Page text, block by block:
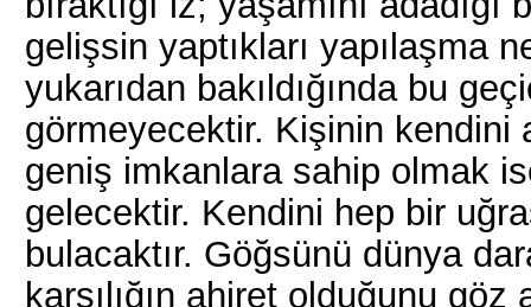
gelişsin yaptıkları yapılaşma
yukarıdan bakıldığında bu
görmeyecektir. Kişinin kendini
geniş imkanlara sahip olmak
gelecektir. Kendini hep bir
bulacaktır. Göğsünü dünya
karşılığın ahiret olduğunu